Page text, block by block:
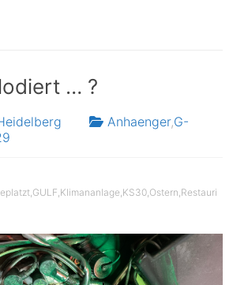
… ?
Anhaenger,G-
GULF Klimananlage KS30 Ostern Restauri